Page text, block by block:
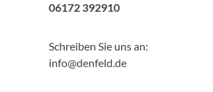
06172 392910
Schreiben Sie uns an:
info@denfeld.de